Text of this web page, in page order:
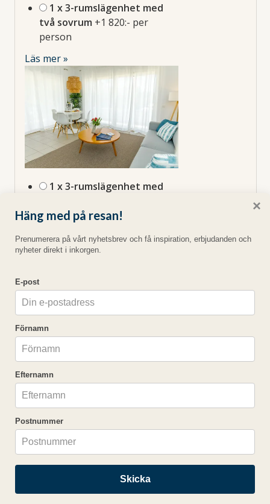
1 x 3-rumslägenhet med
två sovrum +1 820:- per
person
Läs mer »
1 x 3-rumslägenhet med
per person
Läs mer »
Visa fler kombinationer av rum »
Viktig information
OBS! Ange hyrbilsföraren som Resenär 1 i steg 3.
Ändring medför kostnad.
×
Häng med på resan!
Prenumerera på vårt nyhetsbrev och få inspiration, erbjudanden och
nyheter direkt i inkorgen.
E-post
Förnamn
Efternamn
Postnummer
Skicka